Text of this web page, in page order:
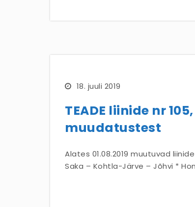
18. juuli 2019
TEADE liinide nr
muudatustest
Alates 01.08.2019 muutuvad
Saka – Kohtla-Järve – Jõhvi *